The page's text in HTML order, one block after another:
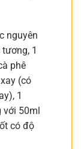
nguyên
1
phê
(có
1
với 50ml
có độ